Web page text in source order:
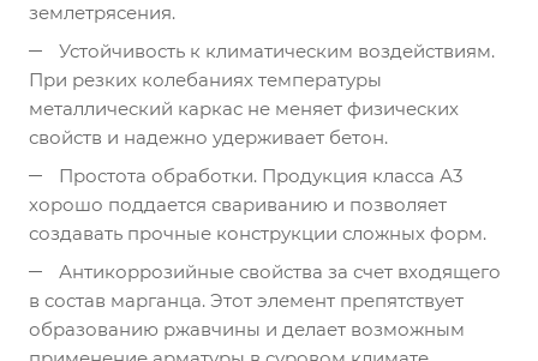
землетрясения.
Устойчивость к климатическим воздействиям.
При резких колебаниях температуры
металлический каркас не меняет физических
свойств и надежно удерживает бетон.
Простота обработки. Продукция класса А3
хорошо поддается свариванию и позволяет
создавать прочные конструкции сложных форм.
Антикоррозийные свойства за счет входящего
в состав марганца. Этот элемент препятствует
образованию ржавчины и делает возможным